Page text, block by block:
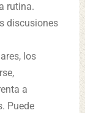
rutina.
discusiones
los
a
Puede